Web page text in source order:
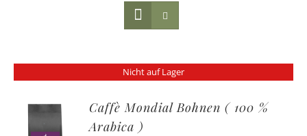
Nicht auf Lager
Caffè Mondial Bohnen ( 100 %
Arabica )